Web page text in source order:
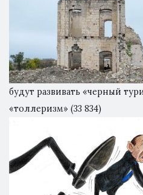
будут развивать «черный
«толлеризм» (33 834)